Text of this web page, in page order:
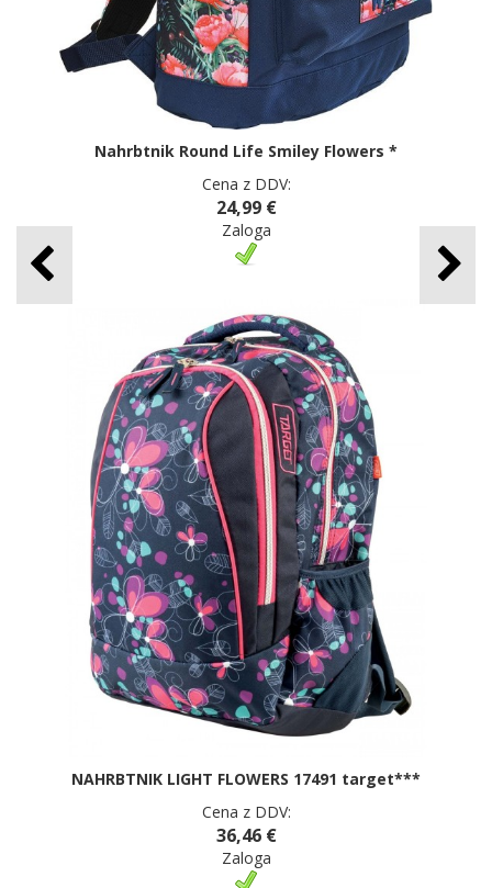
Nahrbtnik Round Life Smiley Flowers *
Cena z DDV:
24,99 €
Zaloga
NAHRBTNIK LIGHT FLOWERS 17491 target***
Cena z DDV:
36,46 €
Zaloga